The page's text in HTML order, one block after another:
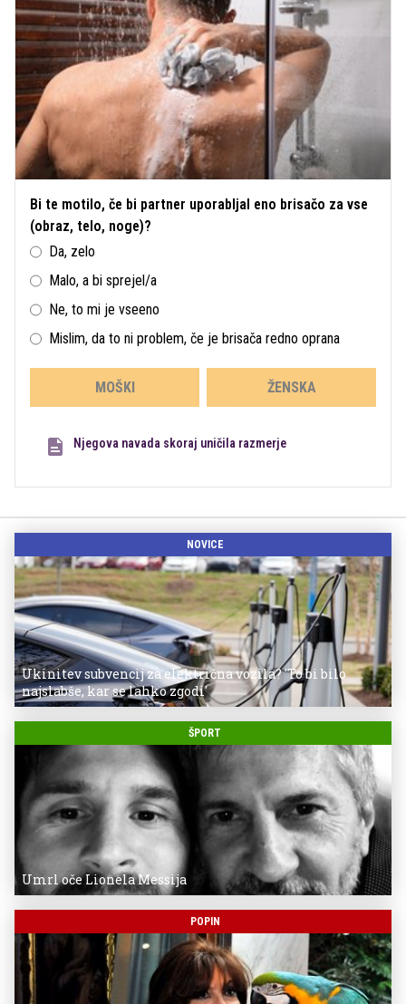
Bi te motilo, če bi partner uporabljal eno brisačo za vse
(obraz, telo, noge)?
Da, zelo
Malo, a bi sprejel/a
Ne, to mi je vseeno
Mislim, da to ni problem, če je brisača redno oprana
MOŠKI ŽENSKA
Njegova navada skoraj uničila razmerje
NOVICE
Ukinitev subvencij za električna vozila? 'To bi bilo
najslabše, kar se lahko zgodi'
ŠPORT
Umrl oče Lionela Messija
POPIN